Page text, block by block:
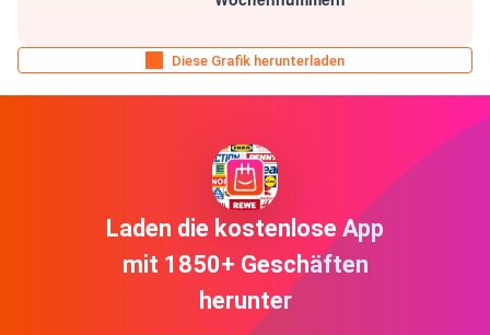
Diese Grafik herunterladen
Laden die kostenlose App
mit 1850+ Geschäften
herunter